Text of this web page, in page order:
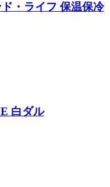
・ライフ 保温保冷
白ダル